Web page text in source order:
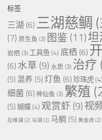
标签
三湖 (6) 三湖慈鲷
(7) 原生鱼 (3) 图鉴 (11) 坦
岩栖 (3) 工具鱼 (4) 底栖 (6)
(6) 水草 (9) 水质 (3) 治疗
(5) 混养 (5) 灯鱼 (6)珍珠虎(4)
细菌 (6) 神仙鱼 (3) 繁殖
(5) 蝴蝶(4) 观赏虾 (9) 视
拉维湖 (2) 马湖 (2) 马鲷 (5) 黄金虎 (2)